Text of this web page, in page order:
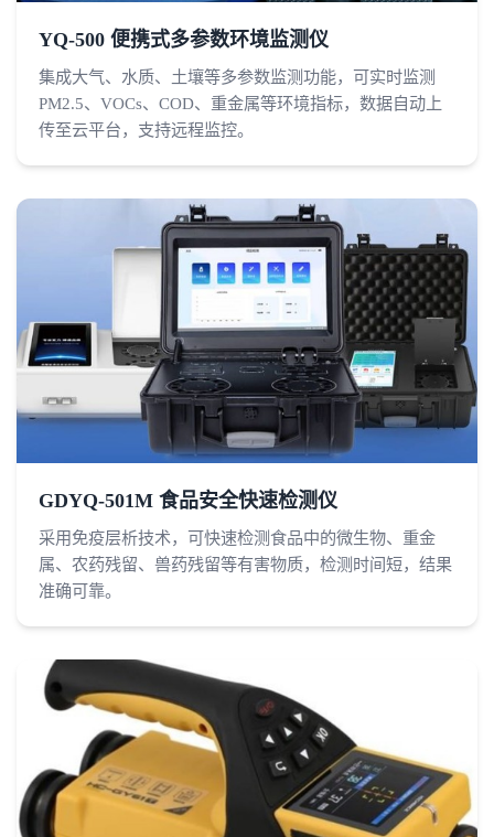
YQ-500 便携式多参数环境监测仪
集成大气、水质、土壤等多参数监测功能，可实时监测
PM2.5、VOCs、COD、重金属等环境指标，数据自动上
传至云平台，支持远程监控。
GDYQ-501M 食品安全快速检测仪
采用免疫层析技术，可快速检测食品中的微生物、重金
属、农药残留、兽药残留等有害物质，检测时间短，结果
准确可靠。